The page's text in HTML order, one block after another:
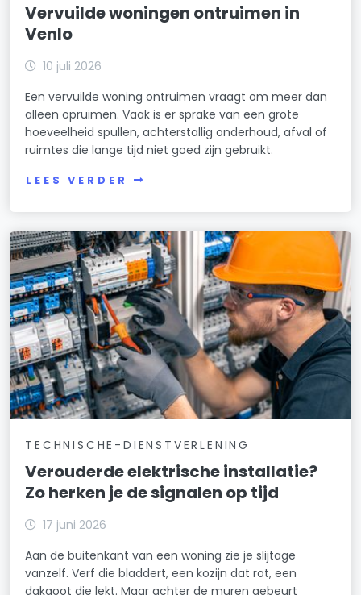
Vervuilde woningen ontruimen in
Venlo
10 juli 2026
Een vervuilde woning ontruimen vraagt om meer dan
alleen opruimen. Vaak is er sprake van een grote
hoeveelheid spullen, achterstallig onderhoud, afval of
ruimtes die lange tijd niet goed zijn gebruikt.
LEES VERDER
TECHNISCHE-DIENSTVERLENING
Verouderde elektrische installatie?
Zo herken je de signalen op tijd
17 juni 2026
Aan de buitenkant van een woning zie je slijtage
vanzelf. Verf die bladdert, een kozijn dat rot, een
dakgoot die lekt. Maar achter de muren gebeurt